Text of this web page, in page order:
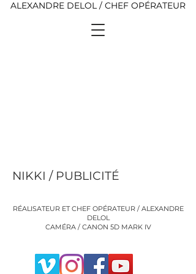
ALEXANDRE DELOL / CHEF OPÉRATEUR
NIKKI / PUBLICITÉ
RÉALISATEUR ET CHEF OPÉRATEUR / ALEXANDRE
DELOL
CAMÉRA / CANON 5D MARK IV